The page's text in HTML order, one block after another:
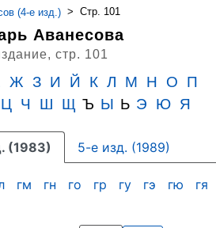
(4-е изд.) > Стр. 101
Аванесова
стр. 101
Ж З И Й К Л М Н О
П
Ц Ч Ш Щ Ъ Ы Ь Э Ю Я
(1983) 5-е изд. (1989)
гм гн го гр гу гэ гю гя